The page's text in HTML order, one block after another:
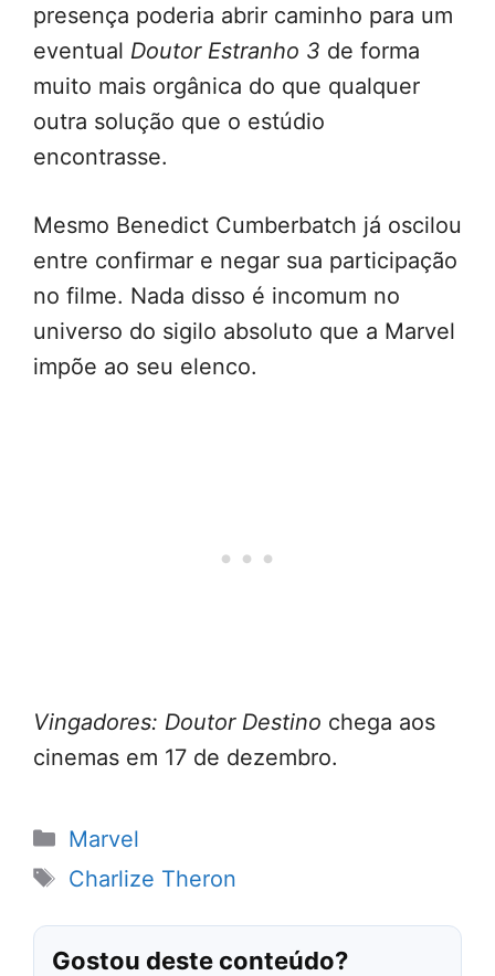
presença poderia abrir caminho para um
eventual Doutor Estranho 3 de forma
muito mais orgânica do que qualquer
outra solução que o estúdio
encontrasse.
Mesmo Benedict Cumberbatch já oscilou
entre confirmar e negar sua participação
no filme. Nada disso é incomum no
universo do sigilo absoluto que a Marvel
impõe ao seu elenco.
Vingadores: Doutor Destino chega aos
cinemas em 17 de dezembro.
Categorias
Marvel
Tags
Charlize Theron
Gostou deste conteúdo?